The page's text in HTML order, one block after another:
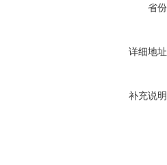
省
详细地
补充说